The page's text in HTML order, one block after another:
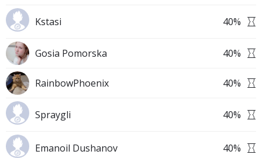
Kstasi 40%
Gosia Pomorska 40%
RainbowPhoenix 40%
Spraygli 40%
Emanoil Dushanov 40%